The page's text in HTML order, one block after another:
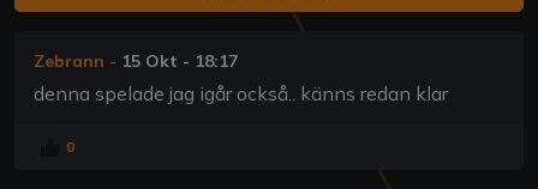
Zebrann - 15 Okt - 18:17
denna spelade jag igår också.. känns redan klar
0